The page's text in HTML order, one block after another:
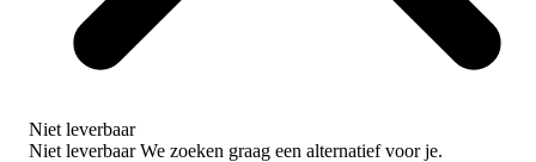
Niet leverbaar
Niet leverbaarWe zoeken graag een alternatief voor je.